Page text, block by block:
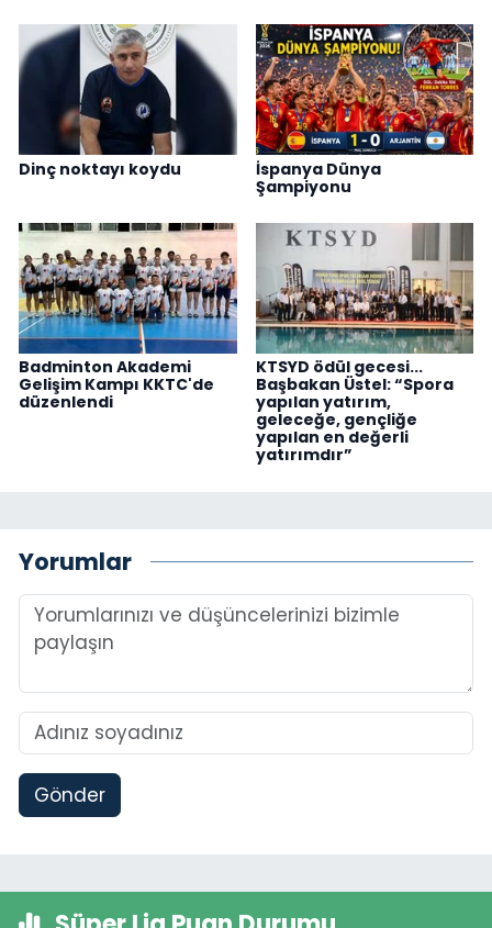
Dinç noktayı koydu
İspanya Dünya
Şampiyonu
Badminton Akademi
Gelişim Kampı KKTC'de
düzenlendi
KTSYD ödül gecesi...
Başbakan Üstel: “Spora
yapılan yatırım,
geleceğe, gençliğe
yapılan en değerli
yatırımdır”
Yorumlar
Gönder